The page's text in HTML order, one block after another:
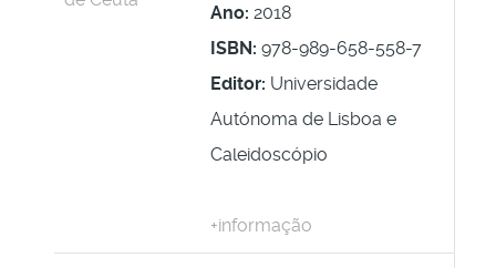
Ano: 2018
ISBN: 978-989-658-558-7
Editor: Universidade
Autónoma de Lisboa e
Caleidoscópio
+informação